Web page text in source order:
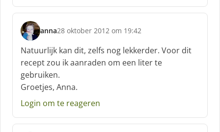
anna
s
c
h
r
e
e
:
28 oktober 2012 om 19:42
Natuurlijk kan dit, zelfs nog lekkerder. Voor dit
recept zou ik aanraden om een liter te
gebruiken.
Groetjes, Anna.
Login om te reageren